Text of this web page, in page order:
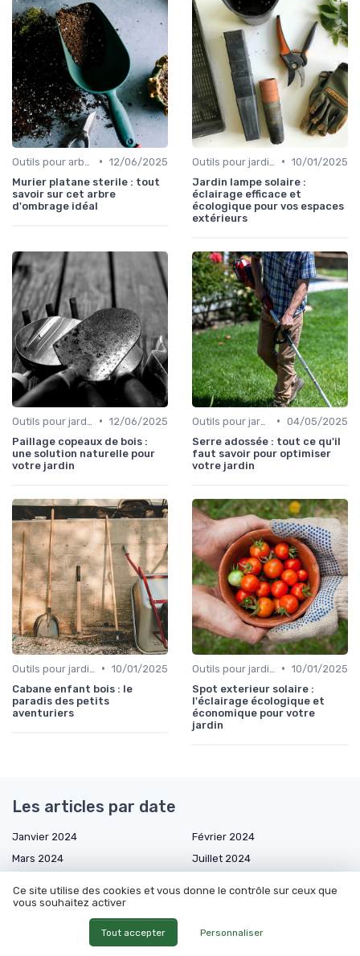
• 12/06/2025
Murier platane sterile : tout
savoir sur cet arbre
d'ombrage idéal
• 10/01/2025
Jardin lampe solaire :
éclairage efficace et
écologique pour vos espaces
extérieurs
• 12/06/2025
Paillage copeaux de bois :
une solution naturelle pour
votre jardin
• 04/05/2025
Serre adossée : tout ce qu'il
faut savoir pour optimiser
votre jardin
• 10/01/2025
Cabane enfant bois : le
paradis des petits
aventuriers
• 10/01/2025
Spot exterieur solaire :
l'éclairage écologique et
économique pour votre
jardin
Les articles par date
Janvier 2024
Février 2024
Mars 2024
Juillet 2024
Octobre 2024
Décembre 2024
Ce site utilise des cookies et vous donne le contrôle sur ceux que
vous souhaitez activer
Tout accepter Personnaliser